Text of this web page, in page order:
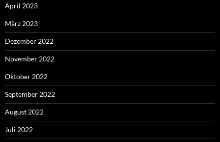
April 2023
März 2023
Dezember 2022
November 2022
Oktober 2022
September 2022
August 2022
Juli 2022